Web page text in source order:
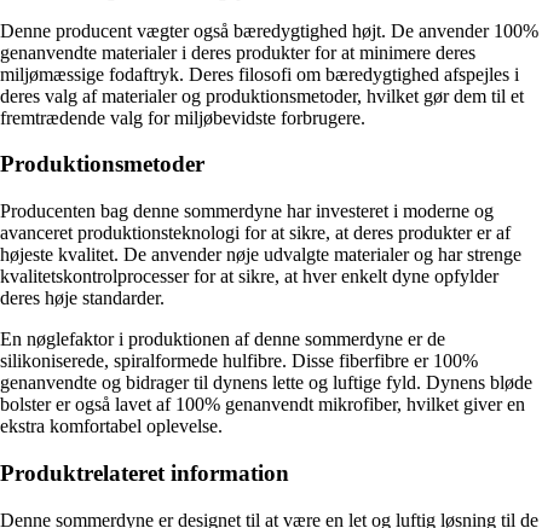
Denne producent vægter også bæredygtighed højt. De anvender 100%
genanvendte materialer i deres produkter for at minimere deres
miljømæssige fodaftryk. Deres filosofi om bæredygtighed afspejles i
deres valg af materialer og produktionsmetoder, hvilket gør dem til et
fremtrædende valg for miljøbevidste forbrugere.
Produktionsmetoder
Producenten bag denne sommerdyne har investeret i moderne og
avanceret produktionsteknologi for at sikre, at deres produkter er af
højeste kvalitet. De anvender nøje udvalgte materialer og har strenge
kvalitetskontrolprocesser for at sikre, at hver enkelt dyne opfylder
deres høje standarder.
En nøglefaktor i produktionen af denne sommerdyne er de
silikoniserede, spiralformede hulfibre. Disse fiberfibre er 100%
genanvendte og bidrager til dynens lette og luftige fyld. Dynens bløde
bolster er også lavet af 100% genanvendt mikrofiber, hvilket giver en
ekstra komfortabel oplevelse.
Produktrelateret information
Denne sommerdyne er designet til at være en let og luftig løsning til de